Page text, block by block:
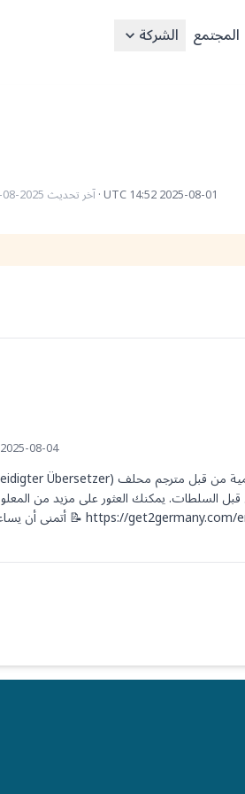
المجتمع الشركة
2025-08-01 14:52 UTC
·آخر تحديث2025-08-05 09:31 UTC
2025-08-04 13:30 UTC